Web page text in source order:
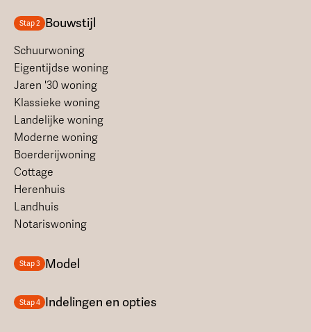
Stap 2 Bouwstijl
Schuurwoning
Eigentijdse woning
Jaren '30 woning
Klassieke woning
Landelijke woning
Moderne woning
Boerderijwoning
Cottage
Herenhuis
Landhuis
Notariswoning
Stap 3 Model
Stap 4 Indelingen en opties